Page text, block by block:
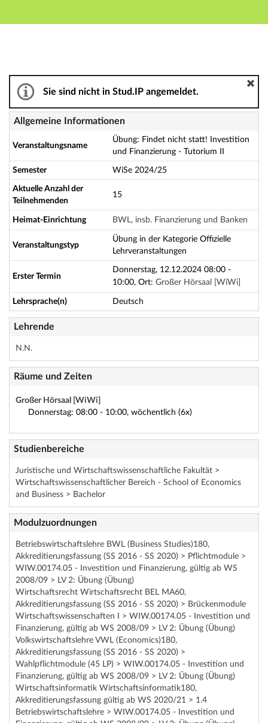
Hauptnavigation
Übung: Findet nicht statt! Investition und
Sie sind nicht in Stud.IP angemeldet.
Allgemeine Informationen
Veranstaltungsname
Übung: Findet nicht statt! Investition
und Finanzierung - Tutorium II
Semester WiSe 2024/25
Aktuelle Anzahl der
Teilnehmenden
15
Heimat-Einrichtung BWL, insb. Finanzierung und Banken
Veranstaltungstyp
Übung in der Kategorie Offizielle
Lehrveranstaltungen
Erster Termin
Donnerstag, 12.12.2024 08:00 -
10:00, Ort: Großer Hörsaal [WiWi]
Lehrsprache(n) Deutsch
Lehrende
N.N.
Räume und Zeiten
Großer Hörsaal [WiWi]
Donnerstag: 08:00 - 10:00, wöchentlich (6x)
Studienbereiche
Juristische und Wirtschaftswissenschaftliche Fakultät >
Wirtschaftswissenschaftlicher Bereich - School of Economics
and Business > Bachelor
Modulzuordnungen
Betriebswirtschaftslehre BWL (Business Studies)180,
Akkreditierungsfassung (SS 2016 - SS 2020) > Pflichtmodule >
WIW.00174.05 - Investition und Finanzierung, gültig ab WS
2008/09 > LV 2: Übung (Übung)
Wirtschaftsrecht Wirtschaftsrecht BEL MA60,
Akkreditierungsfassung (SS 2016 - SS 2020) > Brückenmodule
Wirtschaftswissenschaften I > WIW.00174.05 - Investition und
Finanzierung, gültig ab WS 2008/09 > LV 2: Übung (Übung)
Volkswirtschaftslehre VWL (Economics)180,
Akkreditierungsfassung (SS 2016 - SS 2020) >
Wahlpflichtmodule (45 LP) > WIW.00174.05 - Investition und
Finanzierung, gültig ab WS 2008/09 > LV 2: Übung (Übung)
Wirtschaftsinformatik Wirtschaftsinformatik180,
Akkreditierungsfassung gültig ab WS 2020/21 > 1.4
Betriebswirtschaftslehre > WIW.00174.05 - Investition und